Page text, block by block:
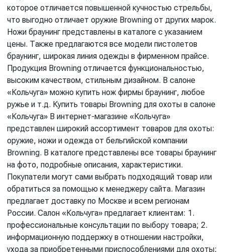
которое отличается повышенной кучностью стрельбы,
что выгодно отличает оружие Browning от других марок.
Ножи браунинг представлены в каталоге с указанием
цены. Также предлагаются все модели пистолетов
браунинг, широкая линия одежды в фирменном прайсе.
Продукция Browning отличается функциональностью,
высоким качеством, стильным дизайном. В салоне
«Кольчуга» можно купить нож фирмы браунинг, любое
ружье и т.д. Купить товары Browning для охоты в салоне
«Кольчуга» В интернет-магазине «Кольчуга»
представлен широкий ассортимент товаров для охоты:
оружие, ножи и одежда от бельгийской компании
Browning. В каталоге представлены все товары браунинг
на фото, подробные описания, характеристики.
Покупатели могут сами выбрать подходящий товар или
обратиться за помощью к менеджеру сайта. Магазин
предлагает доставку по Москве и всем регионам
России. Салон «Кольчуга» предлагает клиентам: 1.
профессиональные консультации по выбору товара; 2.
информационную поддержку в отношении настройки,
ухода за приобретенными приспособлениями для охоты;